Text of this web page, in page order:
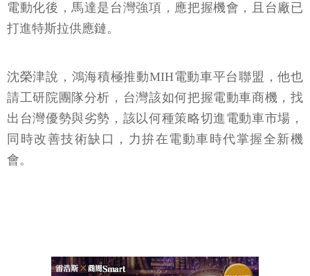
電動化後，馬達是台灣強項，應把握機會，且台廠已
打進特斯拉供應鏈。
沈榮津說，鴻海積極推動MIH電動車平台聯盟，他也
請工研院團隊分析，台灣該如何把握電動車商機，找
出台灣優勢與劣勢，該以何種策略切進電動車市場，
同時改善技術缺口，力拚在電動車時代掌握全新機
會。